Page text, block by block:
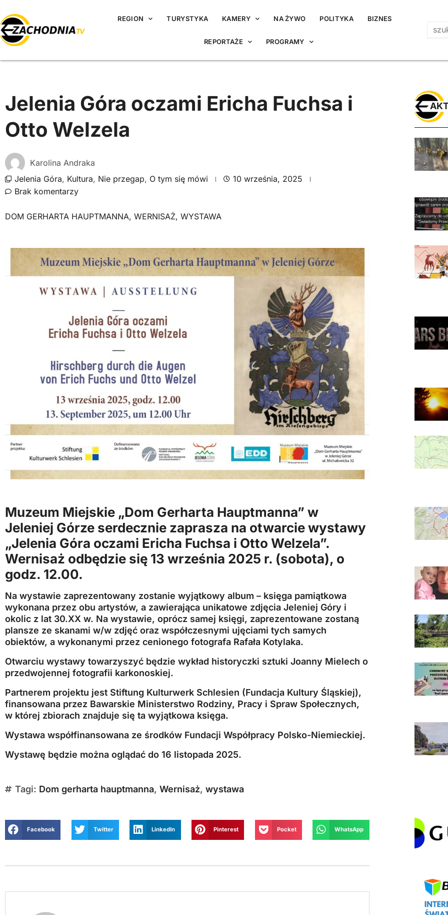
REGION TURYSTYKA KAMERY NA ŻYWO POLITYKA BIZNES
REPORTAŻE PROGRAMY
Jelenia Góra oczami Ericha Fuchsa i
Otto Welzela
Karolina Andraka
Jelenia Góra, Kultura, Nie przegap, O tym się mówi
10 września, 2025
Brak komentarzy
DOM GERHARTA HAUPTMANNA, WERNISAŻ, WYSTAWA
Muzeum Miejskie „Dom Gerharta Hauptmanna” w
Jeleniej Górze serdecznie zaprasza na otwarcie wystawy
„Jelenia Góra oczami Ericha Fuchsa i Otto Welzela”.
Wernisaż odbędzie się 13 września 2025 r. (sobota), o
godz. 12.00.
Na wystawie zaprezentowany zostanie wyjątkowy album – księga pamiątkowa
wykonana przez obu artystów, a zawierająca unikatowe zdjęcia Jeleniej Góry i
okolic z lat 30.XX w. Na wystawie, oprócz samej księgi, zaprezentowane zostaną
plansze ze skanami w/w zdjęć oraz współczesnymi ujęciami tych samych
obiektów, a wykonanymi przez cenionego fotografa Rafała Kotylaka.
Otwarciu wystawy towarzyszyć będzie wykład historyczki sztuki Joanny Mielech o
przedwojennej fotografii karkonoskiej.
Partnerem projektu jest Stiftung Kulturwerk Schlesien (Fundacja Kultury Śląskiej),
finansowana przez Bawarskie Ministerstwo Rodziny, Pracy i Spraw Społecznych,
w której zbiorach znajduje się ta wyjątkowa księga.
Wystawa współfinansowana ze środków Fundacji Współpracy Polsko-Niemieckiej.
Wystawę będzie można oglądać do 16 listopada 2025.
Tagi: Dom gerharta hauptmanna, Wernisaż, wystawa
Facebook Twitter LinkedIn Pinterest Pocket WhatsApp